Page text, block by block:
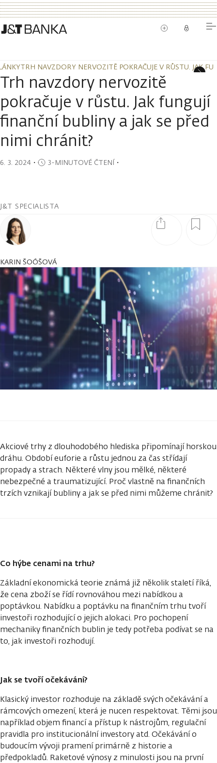
TRH NAVZDORY NERVOZITĚ POKRAČUJE V RŮSTU. JAK
TRH NAVZDORY NERVOZITĚ POKRAČUJE V RŮSTU. JAK
Trh navzdory nervozitě
pokračuje v růstu. Jak fungují
finanční bubliny a jak se před
nimi chránit?
6. 3. 2024 ・ 3-MINUTOVÉ ČTENÍ・
J&T SPECIALISTA
KARIN ŠOÓŠOVÁ
Akciové trhy z dlouhodobého hlediska připomínají horskou
dráhu. Období euforie a růstu jednou za čas střídají
propady a strach. Některé vlny jsou mělké, některé
nebezpečné a traumatizující. Proč vlastně na finančních
trzích vznikají bubliny a jak se před nimi můžeme chránit?
Co hýbe cenami na trhu?
Základní ekonomická teorie známá již několik staletí říká,
že cena zboží se řídí rovnováhou mezi nabídkou a
poptávkou. Nabídku a poptávku na finančním trhu tvoří
investoři rozhodující o jejich alokaci. Pro pochopení
mechaniky finančních bublin je tedy potřeba podívat se na
to, jak investoři rozhodují.
Jak se tvoří očekávání?
Klasický investor rozhoduje na základě svých očekávání a
rámcových omezení, která je nucen respektovat. Těmi jsou
například objem financí a přístup k nástrojům, regulační
pravidla pro institucionální investory atd. Očekávání o
budoucím vývoji pramení primárně z historie a
předpokladů. Raketové výnosy z minulosti jsou na první